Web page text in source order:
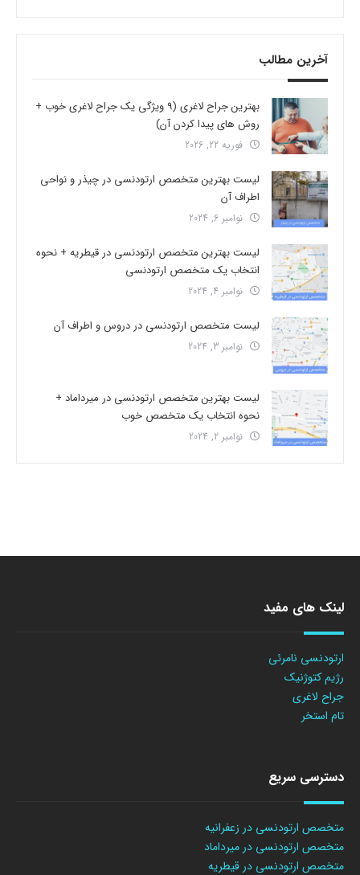
آخرین مطالب
بهترین جراح لاغری (9 ویژگی یک جراح لاغری خوب +
روش های پیدا کردن آن)
فوریه 22, 2026
لیست بهترین متخصص ارتودنسی در چیذر و نواحی
اطراف آن
نوامبر 6, 2024
لیست بهترین متخصص ارتودنسی در قیطریه + نحوه
انتخاب یک متخصص ارتودنسی
نوامبر 4, 2024
لیست متخصص ارتودنسی در دروس و اطراف آن
نوامبر 3, 2024
لیست بهترین متخصص ارتودنسی در میرداماد +
نحوه انتخاب یک متخصص خوب
نوامبر 2, 2024
لینک های مفید
ارتودنسی نامرئی
رژیم کتوژنیک
جراح لاغری
تام استخر
دسترسی سریع
متخصص ارتودنسی در زعفرانیه
متخصص ارتودنسی در میرداماد
متخصص ارتودنسی در قیطریه